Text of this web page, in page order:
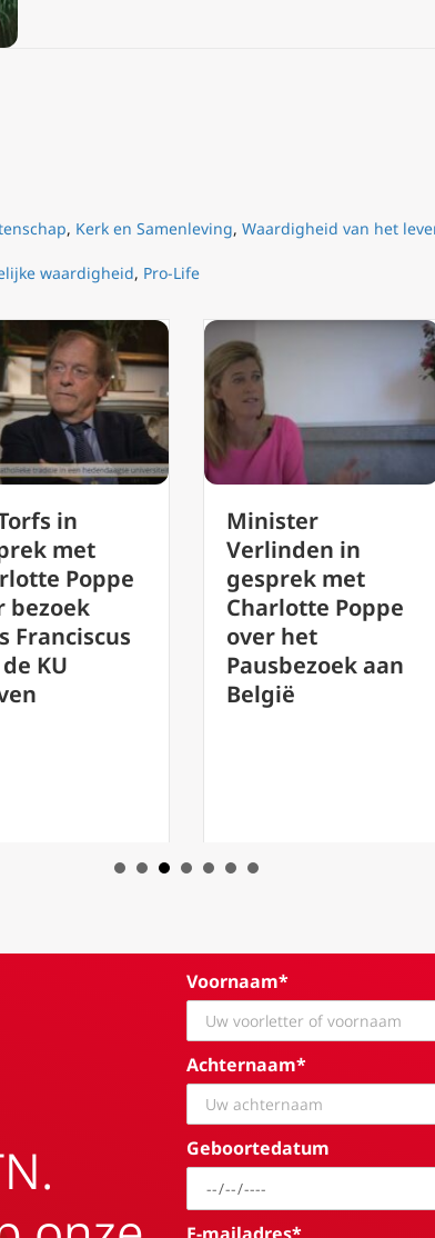
, Kerk en Samenleving, Waardigheid van het
waardigheid, Pro-Life
Minister
Verlinden in
gesprek met
Charlotte Poppe
over het
Pausbezoek aan
abortus
foetussen
Voornaam*
Achternaam*
Geboortedatum